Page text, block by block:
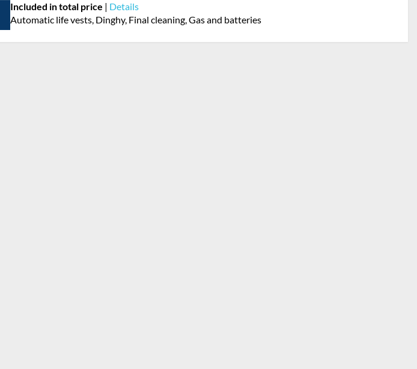
Included in total price | Details
Automatic life vests, Dinghy, Final cleaning, Gas and batteries